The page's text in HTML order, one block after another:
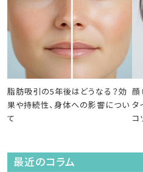
脂肪吸引の5年後はどうなる？効
果や持続性、身体への影響につい
て
顔
タ
コ
最近のコラム